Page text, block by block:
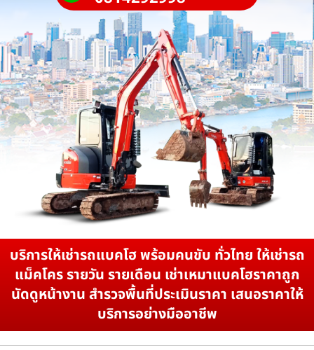
บริการให้เช่ารถแบคโฮ พร้อมคนขับ ทั่วไทย ให้เช่ารถ
แม็คโคร รายวัน รายเดือน เช่าเหมาแบคโฮราคาถูก
นัดดูหน้างาน สำรวจพื้นที่ประเมินราคา เสนอราคาให้
บริการอย่างมืออาชีพ